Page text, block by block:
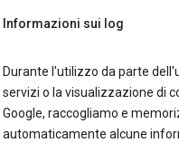
Informazioni sui log
Durante l'utilizzo da parte
servizi o la visualizzazione di
Google, raccogliamo e
automaticamente alcune